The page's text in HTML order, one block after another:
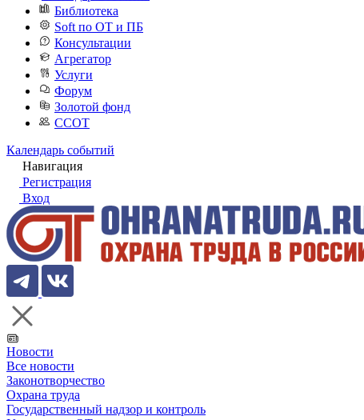
Библиотека
Soft по ОТ и ПБ
Консультации
Агрегатор
Услуги
Форум
Золотой фонд
ССОТ
Календарь событий
Навигация
Регистрация
Вход
Новости
Все новости
Законотворчество
Охрана труда
Государственный надзор и контроль